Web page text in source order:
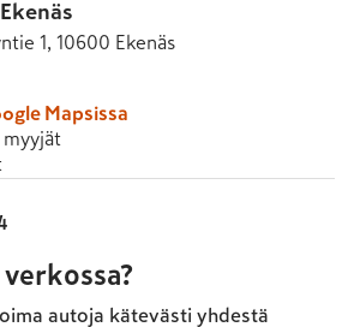
1, 10600 Ekenäs
Mapsissa
myyjät
autoja kätevästi yhdestä